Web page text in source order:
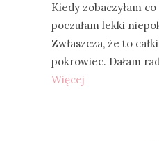
Kiedy zobaczyłam
poczułam lekki
Zwłaszcza, że to
pokrowiec. Dałam
Więcej